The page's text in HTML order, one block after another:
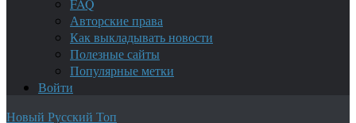
FAQ
Авторские права
Как выкладывать новости
Полезные сайты
Популярные метки
Войти
Новый Русский Топ